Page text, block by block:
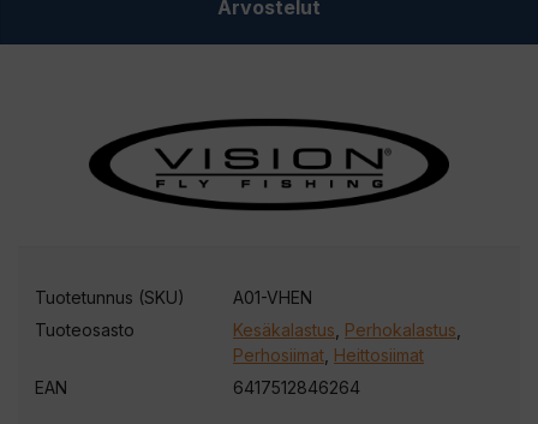
Arvostelut
Tuotetunnus (SKU)
A01-VHEN
Tuoteosasto
Kesäkalastus Perhokalastus
Perhosiimat Heittosiimat
EAN
6417512846264